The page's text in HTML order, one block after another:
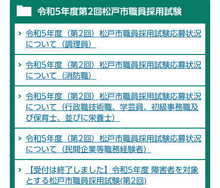
令和5年度第2回松戸市職員採用試験
令和5年度（第2回）松戸市職員採用試験応募状況
について（調理員）
令和5年度（第2回）松戸市職員採用試験応募状況
について（消防職）
令和5年度（第2回）松戸市職員採用試験応募状況
について（行政職技術職、学芸員、初級事務職及
び保育士、並びに栄養士）
令和5年度（第2回）松戸市職員採用試験応募状況
について（民間企業等職務経験者）
【受付は終了しました】令和5年度 障害者を対象
とする松戸市職員採用試験(第2回)